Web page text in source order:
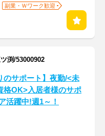
副業・Ｗワーク歓迎
渕/53000902
のサポート】夜勤/<未
格OK>入居者様のサポ
活躍中!週1～！